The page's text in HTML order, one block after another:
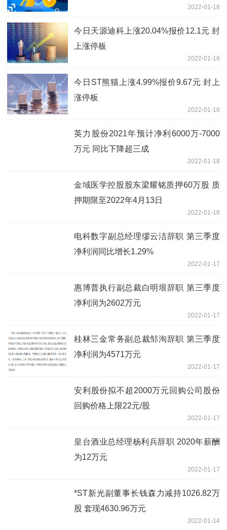
2022-01-18
今日天源迪科上涨20.04%报价12.1元 封
上涨停板
2022-01-18
今日ST熊猫上涨4.99%报价9.67元 封上
涨停板
2022-01-18
英力股份2021年预计净利6000万-7000
万元 同比下降超三成
2022-01-18
金域医学控股股东梁耀铭质押60万股 质
押期限至2022年4月13日
2022-01-18
电科数字副总经理缪云洁辞职 第三季度
净利润同比增长1.29%
2022-01-17
惠博普执行副总裁白明垠辞职 第三季度
净利润为2602万元
2022-01-17
桂林三金常务副总裁邹洵辞职 第三季度
净利润为4571万元
2022-01-17
安利股份拟不超2000万元回购公司股份
回购价格上限22元/股
2022-01-17
皇台酒业总经理杨利兵辞职 2020年薪酬
为12万元
2022-01-17
*ST新光副董事长钱森力减持1026.82万
股 套现4630.96万元
2022-01-14